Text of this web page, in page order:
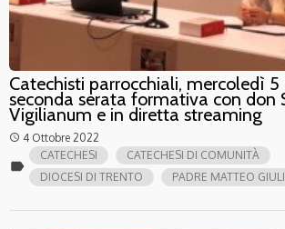
Catechisti parrocchiali, mercoledì
seconda serata formativa con don
Vigilianum e in diretta streaming
access_time 4 Ottobre 2022
label
CATECHESI
CATECHESI DI COMUNITÀ
DIOCESI DI TRENTO
PADRE MATTEO